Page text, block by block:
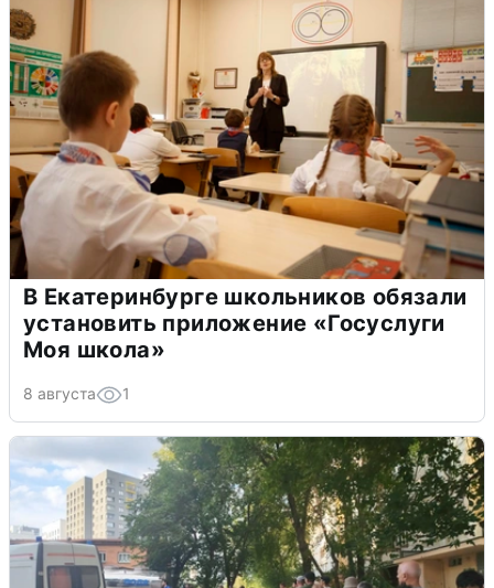
В Екатеринбурге школьников обязали
установить приложение «Госуслуги
Моя школа»
8 августа 1